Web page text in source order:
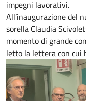
impegni lavorativi.
All’inaugurazione del
sorella Claudia
momento di grande
letto la lettera con cui